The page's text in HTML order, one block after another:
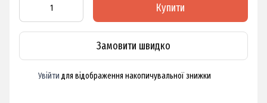
Купити
Замовити швидко
Увійти для відображення накопичувальної знижки